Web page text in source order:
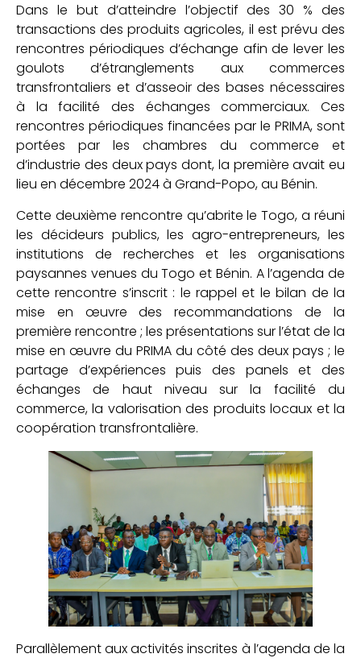
Dans le but d’atteindre l’objectif des 30 % des
transactions des produits agricoles, il est prévu des
rencontres périodiques d’échange afin de lever les
goulots d’étranglements aux commerces
transfrontaliers et d’asseoir des bases nécessaires
à la facilité des échanges commerciaux. Ces
rencontres périodiques financées par le PRIMA, sont
portées par les chambres du commerce et
d’industrie des deux pays dont, la première avait eu
lieu en décembre 2024 à Grand-Popo, au Bénin.
Cette deuxième rencontre qu’abrite le Togo, a réuni
les décideurs publics, les agro-entrepreneurs, les
institutions de recherches et les organisations
paysannes venues du Togo et Bénin. A l’agenda de
cette rencontre s’inscrit : le rappel et le bilan de la
mise en œuvre des recommandations de la
première rencontre ; les présentations sur l’état de la
mise en œuvre du PRIMA du côté des deux pays ; le
partage d’expériences puis des panels et des
échanges de haut niveau sur la facilité du
commerce, la valorisation des produits locaux et la
coopération transfrontalière.
Parallèlement aux activités inscrites à l’agenda de la